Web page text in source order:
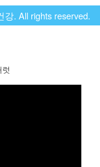
. All rights reserved.